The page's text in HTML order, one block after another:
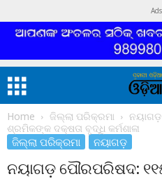
Ads
Home ଜିଲ୍ଲା ପରିକ୍ରମା
ନୟାଗଡ଼
ଶ୍ରମିକଙ୍କ ଦକ୍ଷତା ବୃଦ୍ଧି କର୍ମଶାଳା
ଜିଲ୍ଲା ପରିକ୍ରମା ନୟାଗଡ଼
ନୟାଗଡ଼ ପୌରପରିଷଦ: